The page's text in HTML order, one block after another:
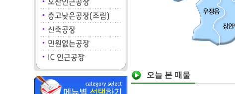
오늘 본 매물